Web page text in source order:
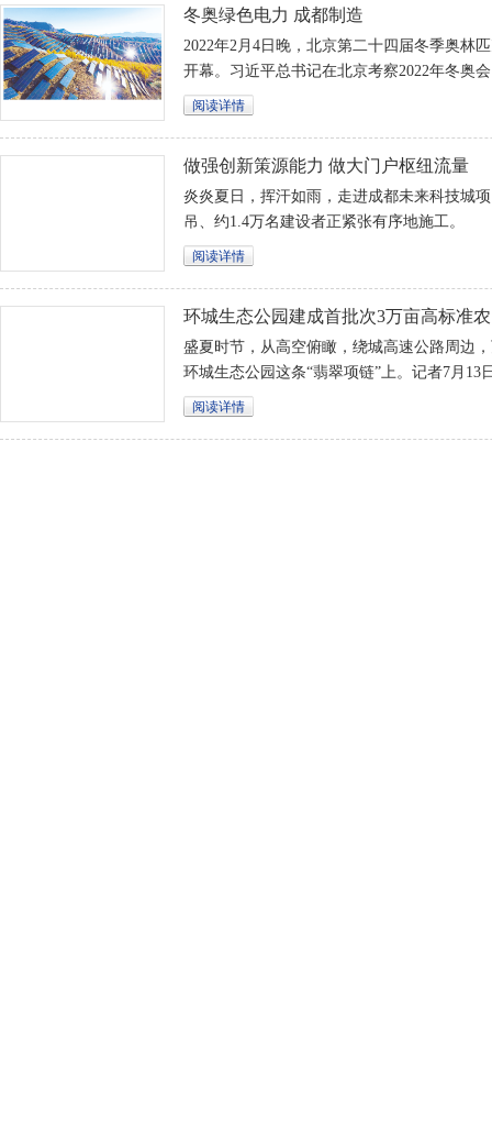
冬奥绿色电力 成都制造
2022年2月4日晚，北京第二十四届冬季奥林
开幕。习近平总书记在北京考察2022年冬奥
指出，要坚持绿色办奥、共享办奥、开放办
阅读详情
做强创新策源能力 做大门户枢纽流量
炎炎夏日，挥汗如雨，走进成都未来科技城
吊、约1.4万名建设者正紧张有序地施工。
阅读详情
环城生态公园建成首批次3万亩高标准
盛夏时节，从高空俯瞰，绕城高速公路周边
环城生态公园这条“翡翠项链”上。记者7月13
技有限公司了解到，截至目前，环城生态公
阅读详情